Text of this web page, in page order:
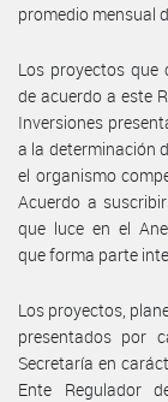
promedio mensual
Los proyectos que
de acuerdo a este
Inversiones
a la determinación
el organismo
Acuerdo a
que luce en el
que forma parte
Los proyectos,
presentados por
Secretaría en
Ente Regulador